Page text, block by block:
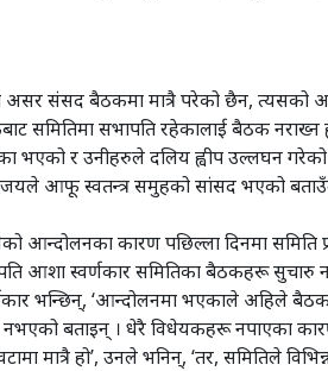
संसद बैठकमा मात्रै परेको छैन, त्यसको
समितिमा सभापति रहेकालाई बैठक
र उनीहरुले दलिय ह्वीप उल्लघन गरेको
अजयले आफू स्वतन्त्र समुहको सांसद भएको
आन्दोलनका कारण पछिल्ला दिनमा समिति
आशा स्वर्णकार समितिका बैठकहरू सुचारु
भन्छिन्, ‘आन्दोलनमा भएकाले अहिले
नभएको बताइन् । धेरै विधेयकहरू नपाएका
मात्रै हो’, उनले भनिन्, ‘तर, समितिले